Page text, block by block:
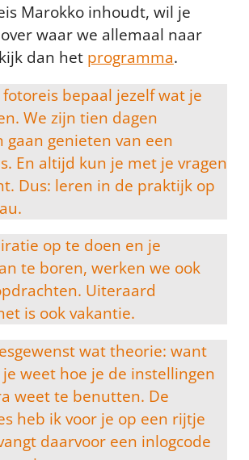
Marokko inhoudt, wil je
waar we allemaal naar
dan het programma.
bepaal jezelf wat je
We zijn tien dagen
gaan genieten van een
En altijd kun je met je vragen
Dus: leren in de praktijk op
op te doen en je
te boren, werken we ook
Uiteraard
is ook vakantie.
wat theorie: want
weet hoe je de instellingen
weet te benutten. De
heb ik voor je op een rijtje
daarvoor een inlogcode